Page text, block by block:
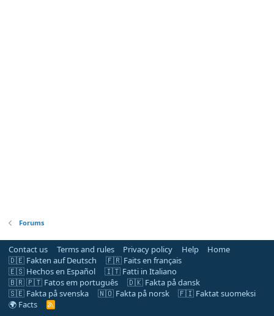
Forums
Contact us Terms and rules Privacy policy Help
Home
🇩🇪 Fakten auf Deutsch
🇫🇷 Faits en français
🇪🇸 Hechos en Español
🇮🇹 Fatti in Italiano
🇧🇷 🇵🇹 Fatos em português
🇩🇰 Fakta på dansk
🇸🇪 Fakta på svenska
🇳🇴 Fakta på norsk
🇫🇮 Faktat suomeksi
🌍 Facts
R